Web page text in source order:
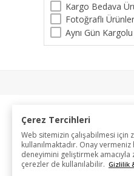
Kargo Bedava
Fotoğraflı Ürünler
Aynı Gün
Çerez Tercihleri
Web sitemizin çalışabilmesi için
kullanılmaktadır. Onay vermeniz
deneyimini geliştirmek
çerezler de kullanılabilir. Gizlilik